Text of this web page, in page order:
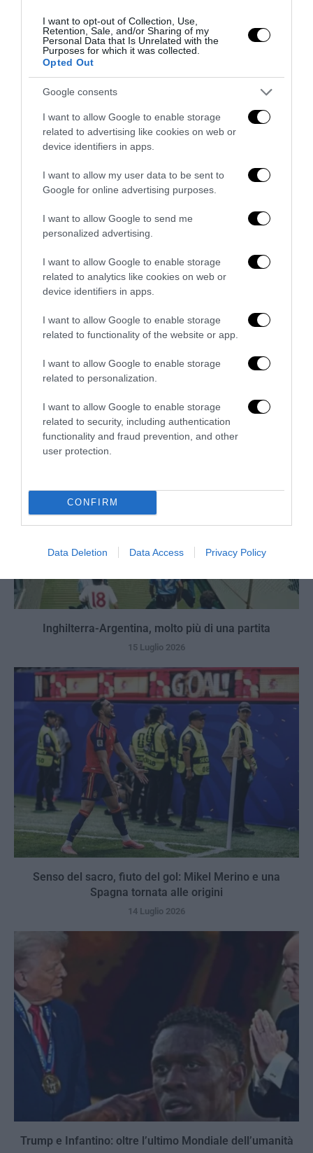
I want to opt-out of Collection, Use,
Retention, Sale, and/or Sharing of my
Personal Data that Is Unrelated with the
Purposes for which it was collected.
Opted Out
Google consents
I want to allow Google to enable storage
related to advertising like cookies on web or
device identifiers in apps.
I want to allow my user data to be sent to
Google for online advertising purposes.
I want to allow Google to send me
personalized advertising.
I want to allow Google to enable storage
related to analytics like cookies on web or
device identifiers in apps.
I want to allow Google to enable storage
related to functionality of the website or app.
I want to allow Google to enable storage
related to personalization.
I want to allow Google to enable storage
related to security, including authentication
functionality and fraud prevention, and other
user protection.
CONFIRM
Data Deletion Data Access Privacy Policy
Il primo supereroe: Franco Baresi, 6 per sempre
31 Luglio 2026
Berlino 2006, una notte da campioni del mondo
Inghilterra-Argentina, molto più di una partita
15 Luglio 2026
Senso del sacro, fiuto del gol: Mikel Merino e una
Spagna tornata alle origini
14 Luglio 2026
Trump e Infantino: oltre l’ultimo Mondiale dell’umanità